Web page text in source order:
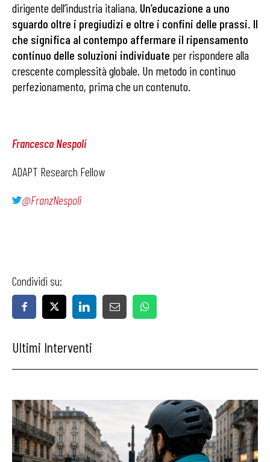
dirigente dell’industria italiana. Un’educazione a uno
sguardo oltre i pregiudizi e oltre i confini delle prassi. Il
che significa al contempo affermare il ripensamento
continuo delle soluzioni individuate per rispondere alla
crescente complessità globale. Un metodo in continuo
perfezionamento, prima che un contenuto.
Francesco Nespoli
ADAPT Research Fellow
@FranzNespoli
Condividi su:
Ultimi Interventi